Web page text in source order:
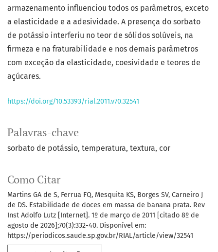
Palavras-chave
sorbato de potássio temperatura textura cor
Como Citar
Martins GA de S, Ferrua FQ, Mesquita KS, Borges SV, Carneiro J
de DS. Estabilidade de doces em massa de banana prata. Rev
Inst Adolfo Lutz [Internet]. 1º de março de 2011 [citado 8º de
agosto de 2026];70(3):332-40. Disponível em:
https://periodicos.saude.sp.gov.br/RIAL/article/view/32541
armazenamento influenciou todos os parâmetros, exceto
a elasticidade e a adesividade. A presença do sorbato
de potássio interferiu no teor de sólidos solúveis, na
firmeza e na fraturabilidade e nos demais parâmetros
com exceção da elasticidade, coesividade e teores de
açúcares.
https://doi.org/10.53393/rial.2011.v70.32541